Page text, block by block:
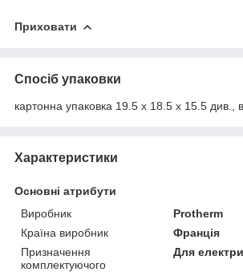
Приховати
Спосіб упаковки
картонна упаковка 19.5 х 18.5 х 15.5 див.,
Характеристики
Основні атрибути
Виробник
Protherm
Країна виробник
Франція
Призначення
комплектуючого
Для